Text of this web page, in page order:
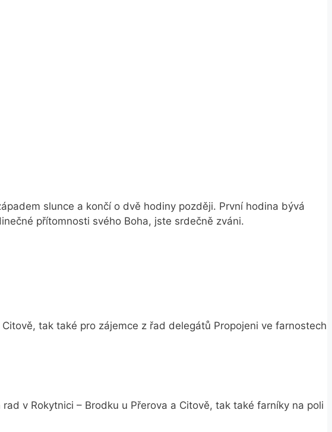
slunce a končí o dvě hodiny později. První hodina bývá
přítomnosti svého Boha, jste srdečně zváni.
tak také pro zájemce z řad delegátů Propojeni ve farnostech
v Rokytnici – Brodku u Přerova a Citově, tak také farníky na poli